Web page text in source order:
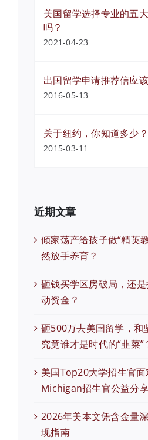
美国留学选择专业的五
吗？
2021-04-23
出国留学申请推荐信应
2016-05-13
关于纽约，你知道多少
2015-03-11
近期文章
倾家荡产给孩子做“精英
然放手养育？
砸钱买学区房破局，还
动资金？
砸500万去美国留学，和
究竟谁才是时代的“韭菜”
美国Top20大学招生官
Michigan招生官公益分
2026年美本文凭含金量
现指南